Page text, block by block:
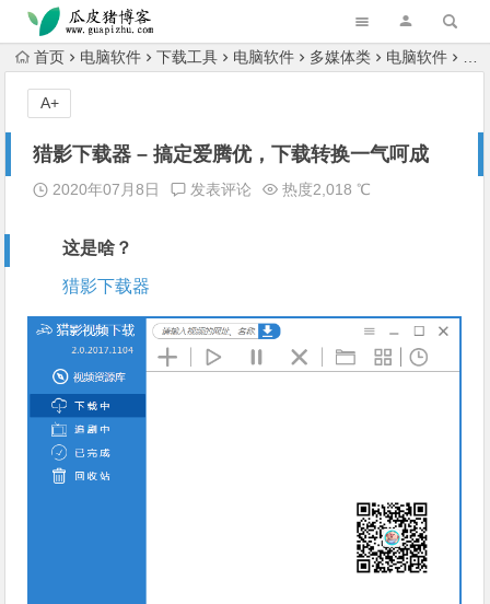
跳转到主内容
首页 电脑软件 下载工具 电脑软件 多媒体类 电脑软件
猎影下载器 – 搞定爱腾优，下载转换一气呵成
2020年07月8日 发表评论 热度2,018 ℃
这是啥？
猎影下载器
A+